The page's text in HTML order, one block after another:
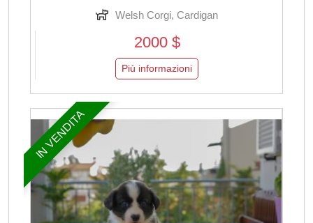
Welsh Corgi, Cardigan
2000 $
Più informazioni
IN VENDITA